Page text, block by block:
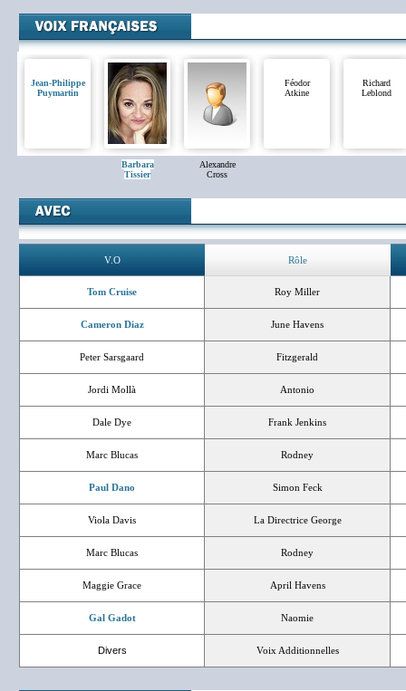
Jean-Philippe
Puymartin
Barbara
Tissier
Alexandre
Cross
Féodor
Atkine
Richard
Leblond
V.O Rôle
Tom Cruise Roy Miller
Cameron Diaz June Havens
Peter Sarsgaard Fitzgerald
Jordi Mollà Antonio
Dale Dye Frank Jenkins
Marc Blucas Rodney
Paul Dano Simon Feck
Viola Davis La Directrice George
Marc Blucas Rodney
Maggie Grace April Havens
Gal Gadot Naomie
Divers Voix Additionnelles